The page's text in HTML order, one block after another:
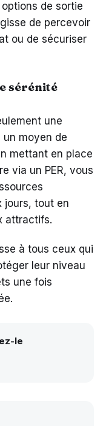
de sortie
de percevoir
ou de sécuriser
sérénité
une
un moyen de
mettant en place
via un PER, vous
jours, tout en
attractifs.
à tous ceux qui
leur niveau
une fois
le